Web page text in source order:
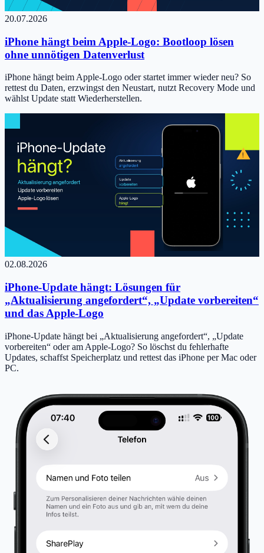
20.07.2026
iPhone hängt beim Apple-Logo: Bootloop lösen
ohne unnötigen Datenverlust
iPhone hängt beim Apple-Logo oder startet immer wieder neu? So
rettest du Daten, erzwingst den Neustart, nutzt Recovery Mode und
wählst Update statt Wiederherstellen.
02.08.2026
iPhone-Update hängt: Lösungen für
„Aktualisierung angefordert“, „Update vorbereiten“
und das Apple-Logo
iPhone-Update hängt bei „Aktualisierung angefordert“, „Update
vorbereiten“ oder am Apple-Logo? So löschst du fehlerhafte
Updates, schaffst Speicherplatz und rettest das iPhone per Mac oder
PC.